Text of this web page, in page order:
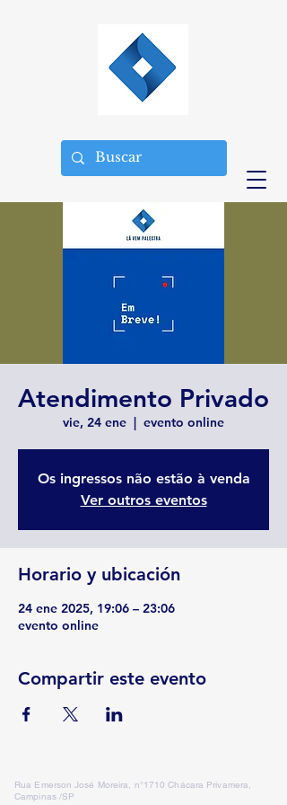
Atendimento Privado
vie, 24 ene
  |
evento online
Os ingressos não estão à venda
Ver outros eventos
Horario y ubicación
24 ene 2025, 19:06 – 23:06
evento online
Compartir este evento
Rua Emerson José Moreira, n°1710 Chácara Privamera,
Campinas /SP